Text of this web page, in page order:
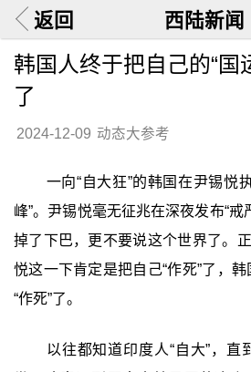
返回 西陆新闻
韩国人终于把自己的“国
了
2024-12-09 动态大参考
一向“自大狂”的韩国在尹锡悦
峰”。尹锡悦毫无征兆在深夜发布“戒
掉了下巴，更不要说这个世界了。
悦这一下肯定是把自己“作死”了，
“作死”了。
以往都知道印度人“自大”，直